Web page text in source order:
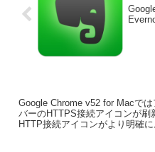
Google Chrome v52 for Macでは
バーのHTTPS接続アイコンが刷
HTTP接続アイコンがより明確に